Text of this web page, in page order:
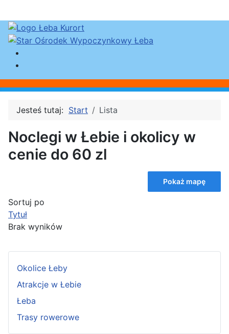
Jesteś tutaj: Start Lista
Noclegi w Łebie i okolicy w
cenie do 60 zl
Pokaż mapę
Sortuj po
Tytuł
Brak wyników
Okolice Łeby
Atrakcje w Łebie
Łeba
Trasy rowerowe